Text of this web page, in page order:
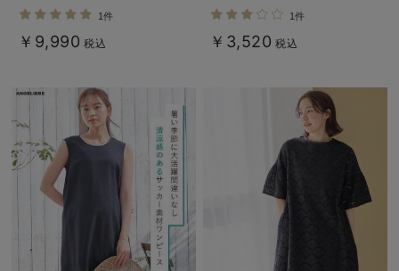
く使える】
1件
￥9,990 税込
も長く使える】
1件
￥3,520 税込